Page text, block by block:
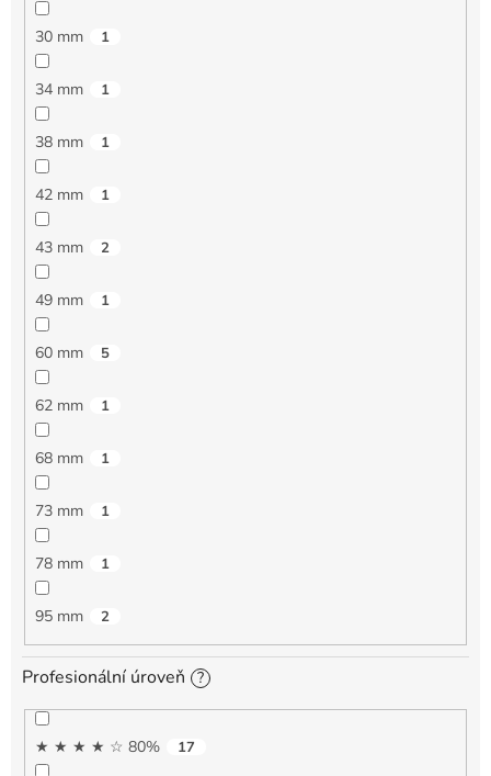
30 mm 1
34 mm 1
38 mm 1
42 mm 1
43 mm 2
49 mm 1
60 mm 5
62 mm 1
68 mm 1
73 mm 1
78 mm 1
95 mm 2
Profesionální úroveň ?
★ ★ ★ ★ ☆ 80% 17